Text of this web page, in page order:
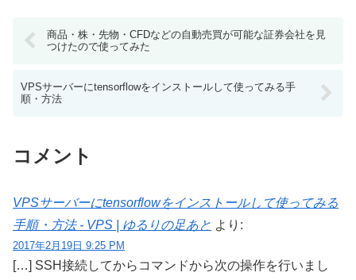
商品・株・先物・CFDなどの自動売買が可能な証券会社を見
つけたので使ってみた
VPSサーバーにtensorflowをインストールして使ってみる手
順・方法
コメント
VPSサーバーにtensorflowをインストールして使ってみる
手順・方法 - VPS | ゆるりの足あと より:
2017年2月19日 9:25 PM
[…] SSH接続してからコマンドから次の操作を行いまし